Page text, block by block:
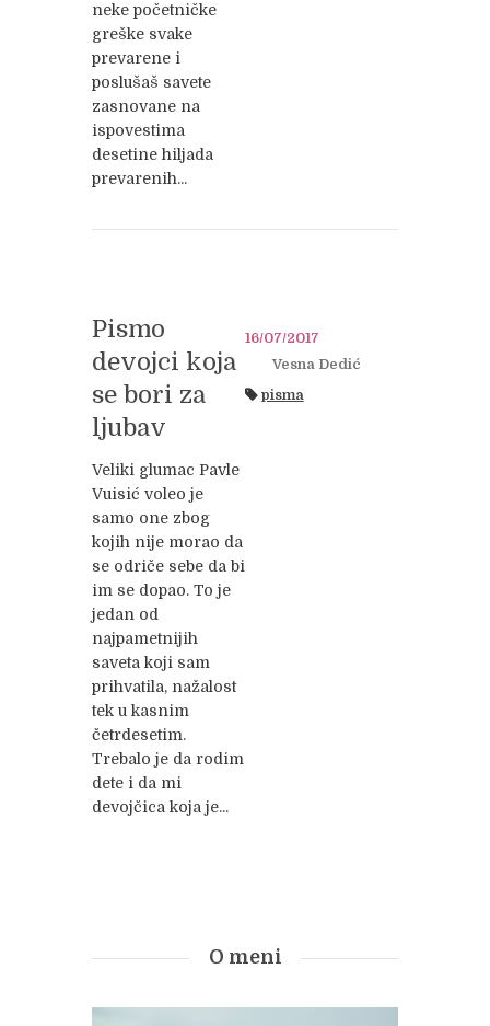
neke početničke
greške svake
prevarene i
poslušaš savete
zasnovane na
ispovestima
desetine hiljada
prevarenih...
Pismo
devojci koja
se bori za
ljubav
Veliki glumac Pavle
Vuisić voleo je
samo one zbog
kojih nije morao da
se odriče sebe da bi
im se dopao. To je
jedan od
najpametnijih
saveta koji sam
prihvatila, nažalost
tek u kasnim
četrdesetim.
Trebalo je da rodim
dete i da mi
devojčica koja je...
16/07/2017
Vesna Dedić
pisma
O meni